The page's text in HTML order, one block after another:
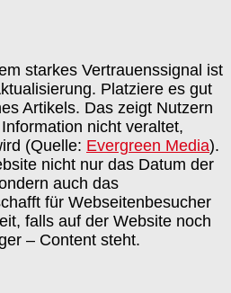
starkes Vertrauenssignal ist
Platziere es gut
Artikels. Das zeigt Nutzern
nicht veraltet,
(Quelle: Evergreen Media).
nicht nur das Datum der
auch das
für Webseitenbesucher
falls auf der Website noch
– Content steht.